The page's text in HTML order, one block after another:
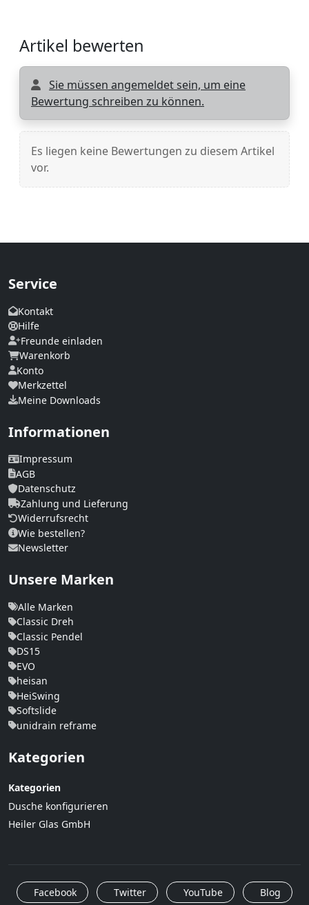
Artikel bewerten
Sie müssen angemeldet sein, um eine
Bewertung schreiben zu können.
Es liegen keine Bewertungen zu diesem Artikel
vor.
Service
Kontakt
Hilfe
Freunde einladen
Warenkorb
Konto
Merkzettel
Meine Downloads
Informationen
Impressum
AGB
Datenschutz
Zahlung und Lieferung
Widerrufsrecht
Wie bestellen?
Newsletter
Unsere Marken
Alle Marken
Classic Dreh
Classic Pendel
DS15
EVO
heisan
HeiSwing
Softslide
unidrain reframe
Kategorien
Kategorien
Dusche konfigurieren
Heiler Glas GmbH
Facebook Twitter YouTube Blog